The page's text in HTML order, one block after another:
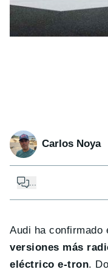
Carlos Noya
Audi ha confirmado
versiones más
eléctrico e-tron.